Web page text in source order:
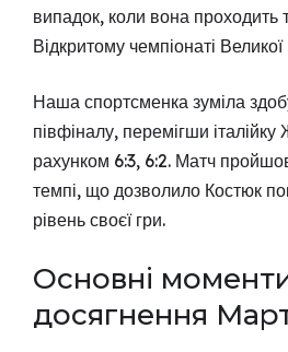
випадок, коли вона проходить
Відкритому чемпіонаті Великої
Наша спортсменка зуміла
півфіналу, перемігши італійку
рахунком 6:3, 6:2. Матч
темпі, що дозволило Костюк
рівень своєї гри.
Основні
досягнення